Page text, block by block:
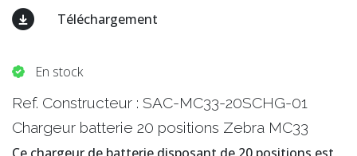
Téléchargement
En stock
Ref. Constructeur : SAC-MC33-20SCHG-01
Chargeur batterie 20 positions Zebra MC33